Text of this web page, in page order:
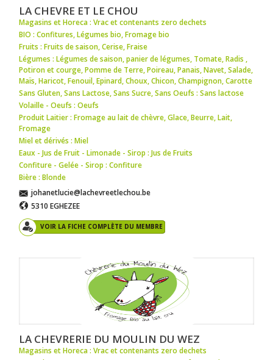
LA CHEVRE ET LE CHOU
Magasins et Horeca : Vrac et contenants zero dechets
BIO : Confitures,Légumes bio,Fromage bio
Fruits : Fruits de saison,Cerise,Fraise
Légumes : Légumes de saison,panier de légumes, Tomate,Radis ,
Potiron et courge,Pomme de Terre,Poireau,Panais,Navet,Salade,
Maïs,Haricot,Fenouil,Epinard,Choux,Chicon,Champignon,Carotte
Sans Gluten, Sans Lactose, Sans Sucre, Sans Oeufs : Sans lactose
Volaille - Oeufs : Oeufs
Produit Laitier : Fromage au lait de chèvre,Glace,Beurre,Lait,
Fromage
Miel et dérivés : Miel
Eaux - Jus de Fruit - Limonade - Sirop : Jus de Fruits
Confiture - Gelée - Sirop : Confiture
Bière : Blonde
johanetlucie@lachevreetlechou.be
5310 EGHEZEE
VOIR LA FICHE COMPLÈTE DU MEMBRE
LA CHEVRERIE DU MOULIN DU WEZ
Magasins et Horeca : Vrac et contenants zero dechets